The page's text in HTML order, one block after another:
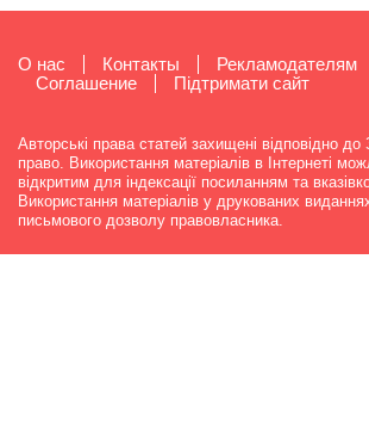
О нас Контакты
Рекламодателям
Cоглашение
Підтримати сайт
Авторські права статей захищені відповідно
право. Використання матеріалів в Інтернеті
відкритим для індексації посиланням та
Використання матеріалів у друкованих
письмового дозволу правовласника.